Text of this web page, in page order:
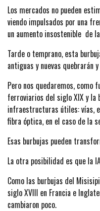
Los mercados no pueden
viendo impulsados por una
un aumento insostenible de
Tarde o temprano, esta
antiguas y nuevas quebrarán
Pero nos quedaremos, como
ferroviarios del siglo XIX y la
infraestructuras útiles: vías,
fibra óptica, en el caso de la
Esas burbujas pueden
La otra posibilidad es que la
Como las burbujas del
siglo XVIII en Francia e
cambiaron poco.